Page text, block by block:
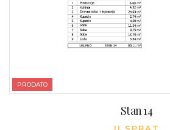
PRODATO
Stan 14
II SPRAT